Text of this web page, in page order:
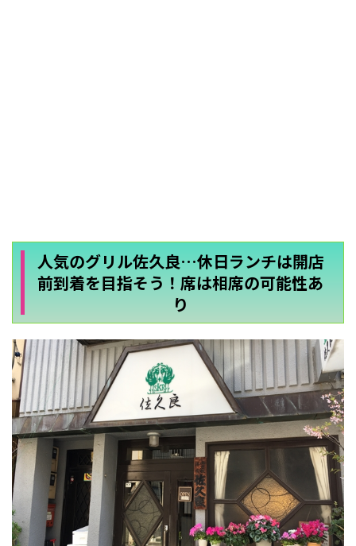
人気のグリル佐久良…休日ランチは開店
前到着を目指そう！席は相席の可能性あ
り